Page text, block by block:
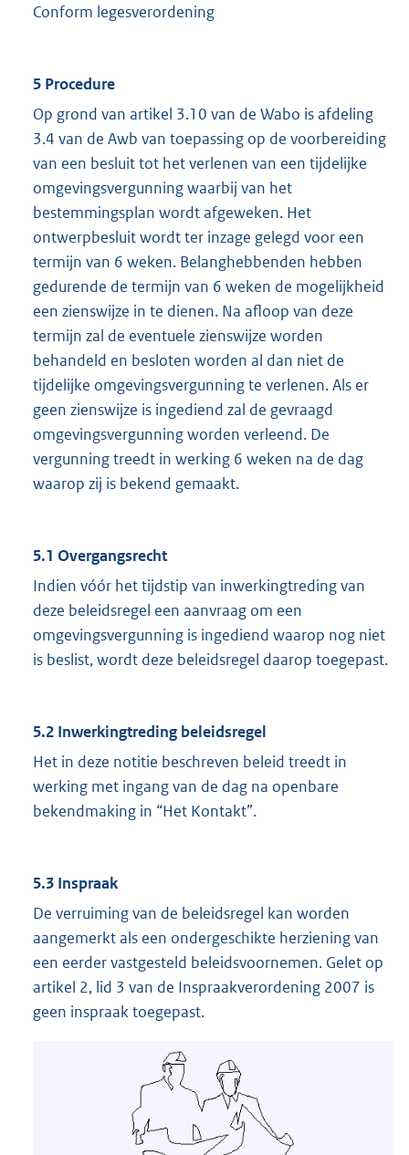
Conform legesverordening
5 Procedure
Op grond van artikel 3.10 van de Wabo is afdeling
3.4 van de Awb van toepassing op de voorbereiding
van een besluit tot het verlenen van een tijdelijke
omgevingsvergunning waarbij van het
bestemmingsplan wordt afgeweken. Het
ontwerpbesluit wordt ter inzage gelegd voor een
termijn van 6 weken. Belanghebbenden hebben
gedurende de termijn van 6 weken de mogelijkheid
een zienswijze in te dienen. Na afloop van deze
termijn zal de eventuele zienswijze worden
behandeld en besloten worden al dan niet de
tijdelijke omgevingsvergunning te verlenen. Als er
geen zienswijze is ingediend zal de gevraagd
omgevingsvergunning worden verleend. De
vergunning treedt in werking 6 weken na de dag
waarop zij is bekend gemaakt.
5.1 Overgangsrecht
Indien vóór het tijdstip van inwerkingtreding van
deze beleidsregel een aanvraag om een
omgevingsvergunning is ingediend waarop nog niet
is beslist, wordt deze beleidsregel daarop toegepast.
5.2 Inwerkingtreding beleidsregel
Het in deze notitie beschreven beleid treedt in
werking met ingang van de dag na openbare
bekendmaking in “Het Kontakt”.
5.3 Inspraak
De verruiming van de beleidsregel kan worden
aangemerkt als een ondergeschikte herziening van
een eerder vastgesteld beleidsvoornemen. Gelet op
artikel 2, lid 3 van de Inspraakverordening 2007 is
geen inspraak toegepast.